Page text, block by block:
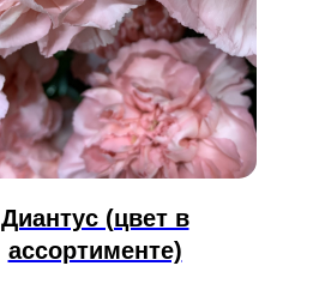
Диантус (цвет в
ассортименте)